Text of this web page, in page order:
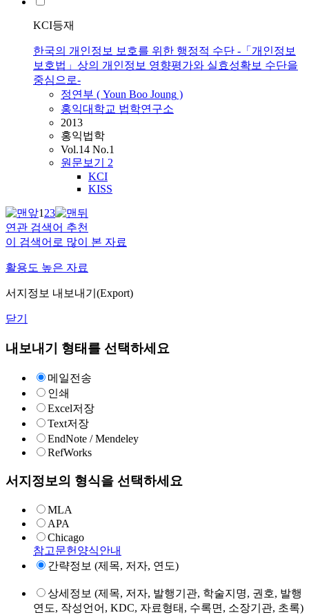
KCI등재
한국의 개인정보 보호를 위한 행정적 수단 -「개인정보
보호법」상의 개인정보 영향평가와 실효성확보 수단을
중심으로-
정연부 ( Youn Boo Joung )
홍익대학교 법학연구소
2013
홍익법학
Vol.14 No.1
원문보기 2
KCI
KISS
123
연관 검색어 추천
이 검색어로 많이 본 자료
활용도 높은 자료
서지정보 내보내기(Export)
닫기
내보내기 형태를 선택하세요
메일전송
인쇄
Excel저장
Text저장
EndNote / Mendeley
RefWorks
서지정보의 형식을 선택하세요
MLA
APA
Chicago
참고문헌양식안내
간략정보 (제목, 저자, 연도)
상세정보 (제목, 저자, 발행기관, 학술지명, 권호, 발행
연도, 작성언어, KDC, 자료형태, 수록면, 소장기관, 초록)